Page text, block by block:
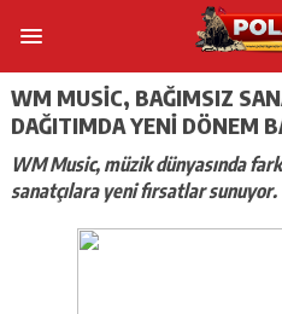
WM MUSIC, BAĞIMSIZ
DAĞITIMDA YENI DÖNEM
WM Music, müzik dünyasında
sanatçılara yeni fırsatlar sunuyor.